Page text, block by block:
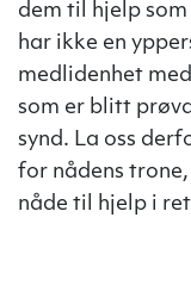
dem til hjelp
har ikke en
medlidenhet
som er blitt
synd. La oss
for nådens
nåde til hjelp i